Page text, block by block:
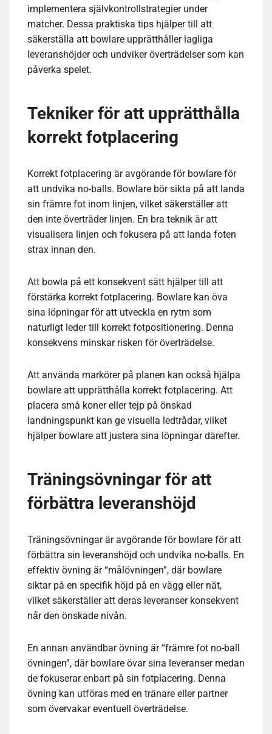
implementera självkontrollstrategier under
matcher. Dessa praktiska tips hjälper till att
säkerställa att bowlare upprätthåller lagliga
leveranshöjder och undviker överträdelser som kan
påverka spelet.
Tekniker för att upprätthålla
korrekt fotplacering
Korrekt fotplacering är avgörande för bowlare för
att undvika no-balls. Bowlare bör sikta på att landa
sin främre fot inom linjen, vilket säkerställer att
den inte överträder linjen. En bra teknik är att
visualisera linjen och fokusera på att landa foten
strax innan den.
Att bowla på ett konsekvent sätt hjälper till att
förstärka korrekt fotplacering. Bowlare kan öva
sina löpningar för att utveckla en rytm som
naturligt leder till korrekt fotpositionering. Denna
konsekvens minskar risken för överträdelse.
Att använda markörer på planen kan också hjälpa
bowlare att upprätthålla korrekt fotplacering. Att
placera små koner eller tejp på önskad
landningspunkt kan ge visuella ledtrådar, vilket
hjälper bowlare att justera sina löpningar därefter.
Träningsövningar för att
förbättra leveranshöjd
Träningsövningar är avgörande för bowlare för att
förbättra sin leveranshöjd och undvika no-balls. En
effektiv övning är “målövningen”, där bowlare
siktar på en specifik höjd på en vägg eller nät,
vilket säkerställer att deras leveranser konsekvent
når den önskade nivån.
En annan användbar övning är “främre fot no-ball
övningen”, där bowlare övar sina leveranser medan
de fokuserar enbart på sin fotplacering. Denna
övning kan utföras med en tränare eller partner
som övervakar eventuell överträdelse.